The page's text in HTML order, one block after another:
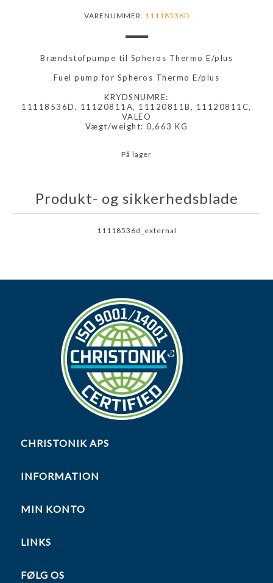
VARENUMMER: 11118536D
Brændstofpumpe til Spheros Thermo E/plus
Fuel pump for Spheros Thermo E/plus
KRYDSNUMRE:
11118536D, 11120811A, 11120811B, 11120811C,
VALEO
Vægt/weight: 0,663 KG
På lager
Produkt- og sikkerhedsblade
11118536d_external
CHRISTONIK APS
INFORMATION
MIN KONTO
LINKS
FØLG OS